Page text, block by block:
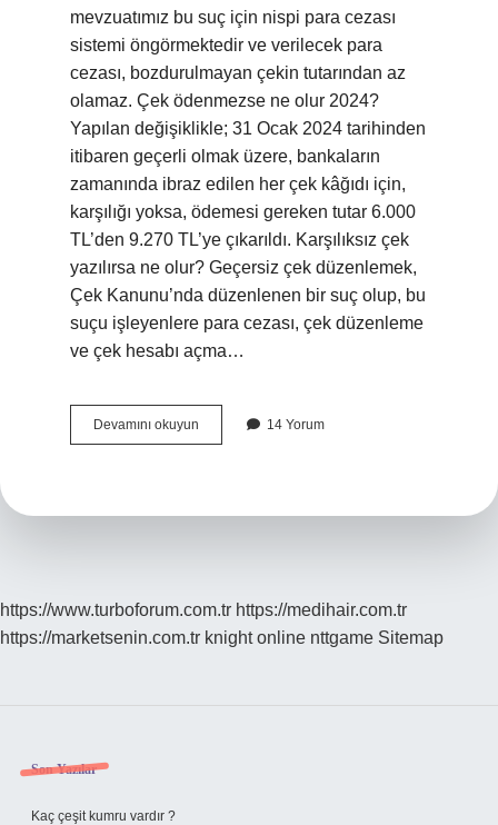
mevzuatımız bu suç için nispi para cezası
sistemi öngörmektedir ve verilecek para
cezası, bozdurulmayan çekin tutarından az
olamaz. Çek ödenmezse ne olur 2024?
Yapılan değişiklikle; 31 Ocak 2024 tarihinden
itibaren geçerli olmak üzere, bankaların
zamanında ibraz edilen her çek kâğıdı için,
karşılığı yoksa, ödemesi gereken tutar 6.000
TL’den 9.270 TL’ye çıkarıldı. Karşılıksız çek
yazılırsa ne olur? Geçersiz çek düzenlemek,
Çek Kanunu’nda düzenlenen bir suç olup, bu
suçu işleyenlere para cezası, çek düzenleme
ve çek hesabı açma…
Devamını okuyun Karşılıksız
Çek
14 Yorum
https://www.turboforum.com.tr https://medihair.com.tr
https://marketsenin.com.tr knight online nttgame Sitemap
Sidebar
Son Yazılar
Kaç çeşit kumru vardır ?